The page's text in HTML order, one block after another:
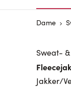
Dame
Sweat-
Jakker/